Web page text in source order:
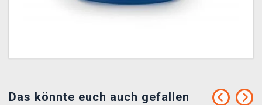
Das könnte euch auch gefallen